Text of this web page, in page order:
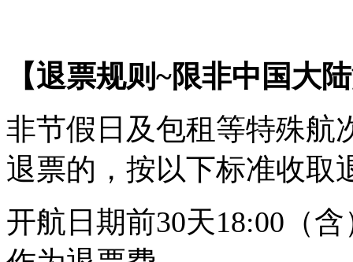
【退票规则~限非中国大
非节假日及包租等特殊航
退票的，按以下标准收取
开航日期前30天18:00（